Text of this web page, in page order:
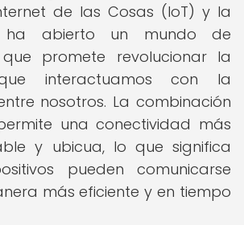
de las Cosas (IoT) y la
abierto un mundo de
que promete revolucionar la
interactuamos con la
nosotros. La combinación
una conectividad más
y ubicua, lo que significa
pueden comunicarse
más eficiente y en tiempo